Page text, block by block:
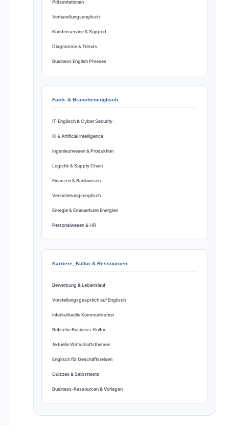
Präsentationen
Verhandlungsenglisch
Kundenservice & Support
Diagramme & Trends
Business English Phrases
Fach- & Branchenenglisch
IT-Englisch & Cyber Security
KI & Artificial Intelligence
Ingenieurwesen & Produktion
Logistik & Supply Chain
Finanzen & Bankwesen
Versicherungsenglisch
Energie & Erneuerbare Energien
Personalwesen & HR
Karriere, Kultur & Ressourcen
Bewerbung & Lebenslauf
Vorstellungsgespräch auf Englisch
Interkulturelle Kommunikation
Britische Business-Kultur
Aktuelle Wirtschaftsthemen
Englisch für Geschäftsreisen
Quizzes & Selbsttests
Business-Ressourcen & Vorlagen